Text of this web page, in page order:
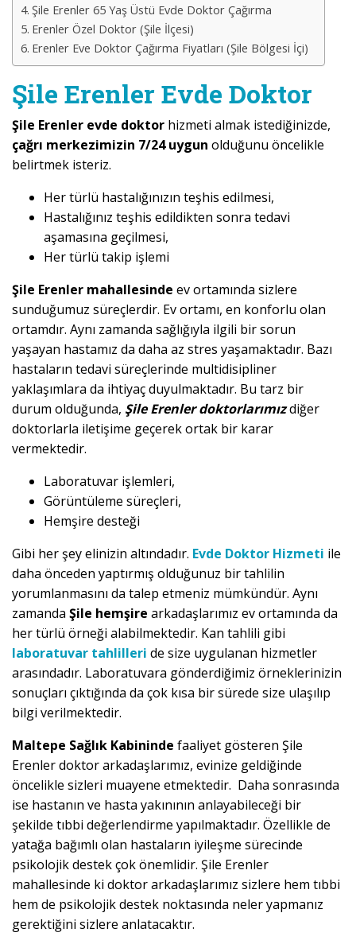
Şile Erenler 65 Yaş Üstü Evde Doktor Çağırma
Erenler Özel Doktor (Şile İlçesi)
Erenler Eve Doktor Çağırma Fiyatları (Şile Bölgesi İçi)
Şile Erenler Evde Doktor
Şile Erenler evde doktor hizmeti almak istediğinizde,
çağrı merkezimizin 7/24 uygun olduğunu öncelikle
belirtmek isteriz.
Her türlü hastalığınızın teşhis edilmesi,
Hastalığınız teşhis edildikten sonra tedavi
aşamasına geçilmesi,
Her türlü takip işlemi
Şile Erenler mahallesinde ev ortamında sizlere
sunduğumuz süreçlerdir. Ev ortamı, en konforlu olan
ortamdır. Aynı zamanda sağlığıyla ilgili bir sorun
yaşayan hastamız da daha az stres yaşamaktadır. Bazı
hastaların tedavi süreçlerinde multidisipliner
yaklaşımlara da ihtiyaç duyulmaktadır. Bu tarz bir
durum olduğunda, Şile Erenler doktorlarımızdiğer
doktorlarla iletişime geçerek ortak bir karar
vermektedir.
Laboratuvar işlemleri,
Görüntüleme süreçleri,
Hemşire desteği
Gibi her şey elinizin altındadır. Evde Doktor Hizmeti ile
daha önceden yaptırmış olduğunuz bir tahlilin
yorumlanmasını da talep etmeniz mümkündür. Aynı
zamanda Şile hemşire arkadaşlarımız ev ortamında da
her türlü örneği alabilmektedir. Kan tahlili gibi
laboratuvar tahlilleri de size uygulanan hizmetler
arasındadır. Laboratuvara gönderdiğimiz örneklerinizin
sonuçları çıktığında da çok kısa bir sürede size ulaşılıp
bilgi verilmektedir.
Maltepe Sağlık Kabininde faaliyet gösteren Şile
Erenler doktor arkadaşlarımız, evinize geldiğinde
öncelikle sizleri muayene etmektedir. Daha sonrasında
ise hastanın ve hasta yakınının anlayabileceği bir
şekilde tıbbi değerlendirme yapılmaktadır. Özellikle de
yatağa bağımlı olan hastaların iyileşme sürecinde
psikolojik destek çok önemlidir. Şile Erenler
mahallesinde ki doktor arkadaşlarımız sizlere hem tıbbi
hem de psikolojik destek noktasında neler yapmanız
gerektiğini sizlere anlatacaktır.